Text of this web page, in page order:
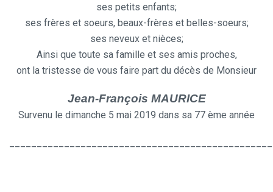
ses petits enfants;
ses frères et soeurs, beaux-frères et belles-soeurs;
ses neveux et nièces;
Ainsi que toute sa famille et ses amis proches,
ont la tristesse de vous faire part du décès de Monsieur
Jean-François MAURICE
Survenu le dimanche 5 mai 2019 dans sa 77 ème année